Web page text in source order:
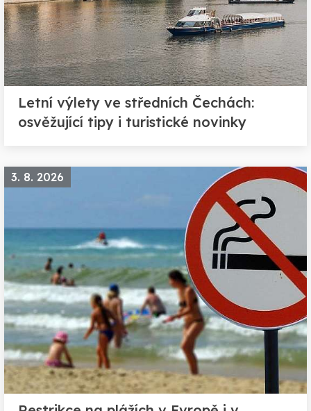
Letní výlety ve středních Čechách:
osvěžující tipy i turistické novinky
3. 8. 2026